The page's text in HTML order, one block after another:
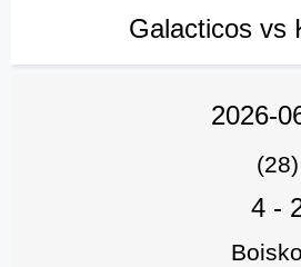
Galacticos vs
2026-
(28)
4 -